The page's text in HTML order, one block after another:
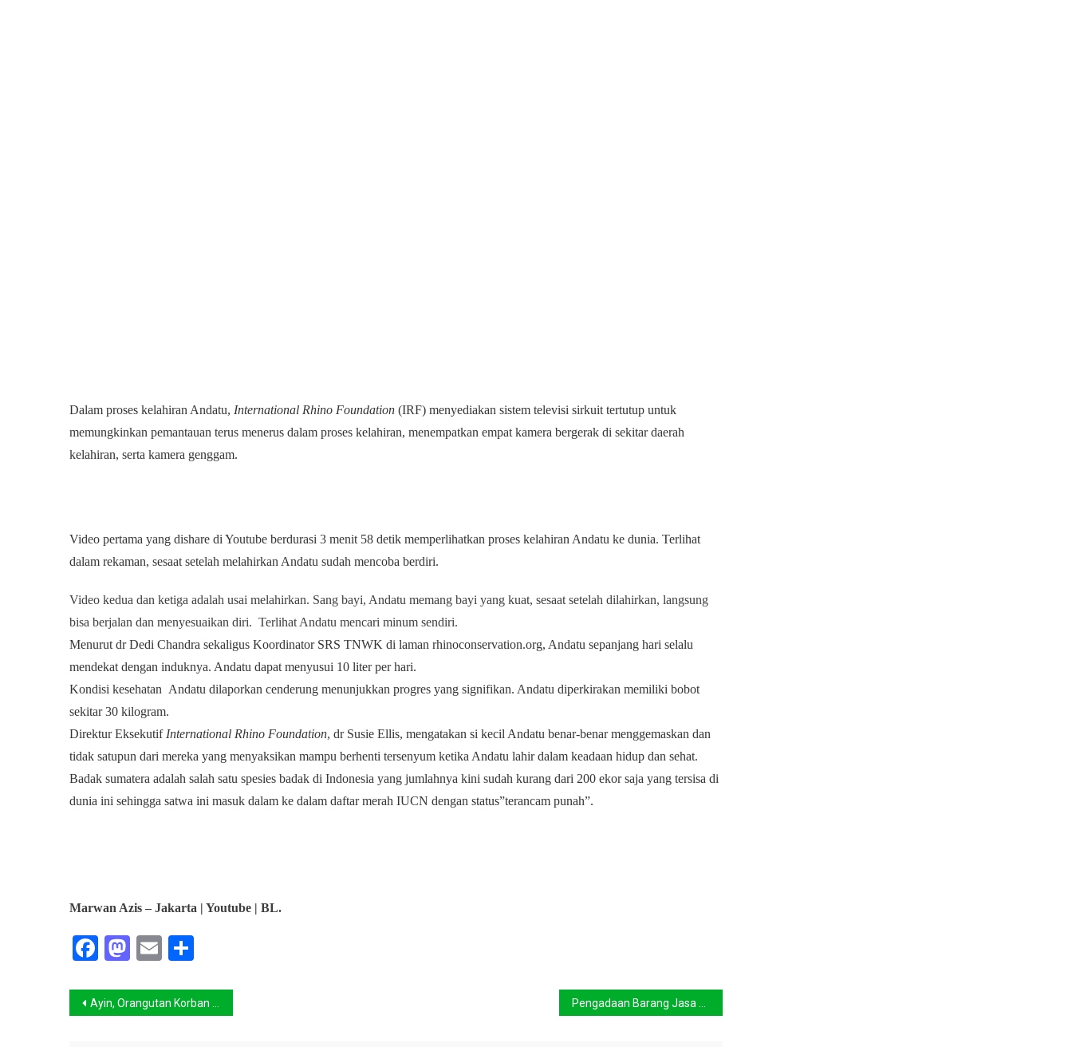
Dalam proses kelahiran Andatu, International Rhino Foundation (IRF) menyediakan sistem televisi sirkuit tertutup untuk
memungkinkan pemantauan terus menerus dalam proses kelahiran, menempatkan empat kamera bergerak di sekitar daerah
kelahiran, serta kamera genggam.
Video pertama yang dishare di Youtube berdurasi 3 menit 58 detik memperlihatkan proses kelahiran Andatu ke dunia. Terlihat
dalam rekaman, sesaat setelah melahirkan Andatu sudah mencoba berdiri.
Video kedua dan ketiga adalah usai melahirkan. Sang bayi, Andatu memang bayi yang kuat, sesaat setelah dilahirkan, langsung
bisa berjalan dan menyesuaikan diri. Terlihat Andatu mencari minum sendiri.
Menurut dr Dedi Chandra sekaligus Koordinator SRS TNWK di laman rhinoconservation.org, Andatu sepanjang hari selalu
mendekat dengan induknya. Andatu dapat menyusui 10 liter per hari.
Kondisi kesehatan Andatu dilaporkan cenderung menunjukkan progres yang signifikan. Andatu diperkirakan memiliki bobot
sekitar 30 kilogram.
Direktur Eksekutif International Rhino Foundation, dr Susie Ellis, mengatakan si kecil Andatu benar-benar menggemaskan dan
tidak satupun dari mereka yang menyaksikan mampu berhenti tersenyum ketika Andatu lahir dalam keadaan hidup dan sehat.
Badak sumatera adalah salah satu spesies badak di Indonesia yang jumlahnya kini sudah kurang dari 200 ekor saja yang tersisa di
dunia ini sehingga satwa ini masuk dalam ke dalam daftar merah IUCN dengan status”terancam punah”.
Marwan Azis – Jakarta | Youtube | BL.
Facebook
Mastodon
Email
Navigasi
Ayin, Orangutan Korban Perdagangan Satwa Ilegal